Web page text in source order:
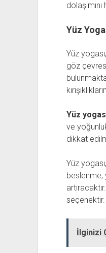
Yüz
Yüz
göz
Yüz
ve
dikkat
Yüz
beslenme,
seçenektir.
İlginizi